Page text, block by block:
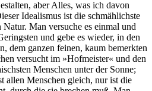
aber Alles, was ich davon
Idealismus ist die schmählichste
Man versuche es einmal und
und gebe es wieder, in den
dem ganzen feinen, kaum bemerkten
versucht im »Hofmeister« und den
Menschen unter der Sonne;
allen Menschen gleich, nur ist die